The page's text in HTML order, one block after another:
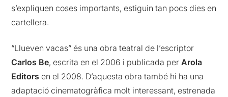
s’expliquen coses importants, estiguin tan pocs dies en
cartellera.
“Llueven vacas” és una obra teatral de l’escriptor
Carlos Be, escrita en el 2006 i publicada perArola
Editors en el 2008. D’aquesta obra també hi ha una
adaptació cinematogràfica molt interessant, estrenada